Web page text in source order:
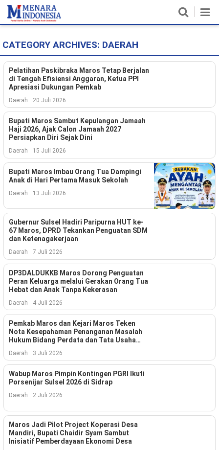
Home
Nasional
Politik
Metro
Daerah
Hukum & HAM
Ekonomi
Kesehatan
Lingkungan
Olahraga
More
©
Copyright
2026
Menara
Indonesia
CATEGORY ARCHIVES: DAERAH
Pelatihan Paskibraka Maros Tetap Berjalan
di Tengah Efisiensi Anggaran, Ketua PPI
Apresiasi Dukungan Pemkab
Daerah 20 Juli 2026
Bupati Maros Sambut Kepulangan Jamaah
Haji 2026, Ajak Calon Jamaah 2027
Persiapkan Diri Sejak Dini
Daerah 15 Juli 2026
Bupati Maros Imbau Orang Tua Dampingi
Anak di Hari Pertama Masuk Sekolah
Daerah 13 Juli 2026
Gubernur Sulsel Hadiri Paripurna HUT ke-
67 Maros, DPRD Tekankan Penguatan SDM
dan Ketenagakerjaan
Daerah 7 Juli 2026
DP3DALDUKKB Maros Dorong Penguatan
Peran Keluarga melalui Gerakan Orang Tua
Hebat dan Anak Tanpa Kekerasan
Daerah 4 Juli 2026
Pemkab Maros dan Kejari Maros Teken
Nota Kesepahaman Penanganan Masalah
Hukum Bidang Perdata dan Tata Usaha
Daerah 3 Juli 2026
Wabup Maros Pimpin Kontingen PGRI Ikuti
Porsenijar Sulsel 2026 di Sidrap
Daerah 2 Juli 2026
Maros Jadi Pilot Project Koperasi Desa
Mandiri, Bupati Chaidir Syam Sambut
Inisiatif Pemberdayaan Ekonomi Desa